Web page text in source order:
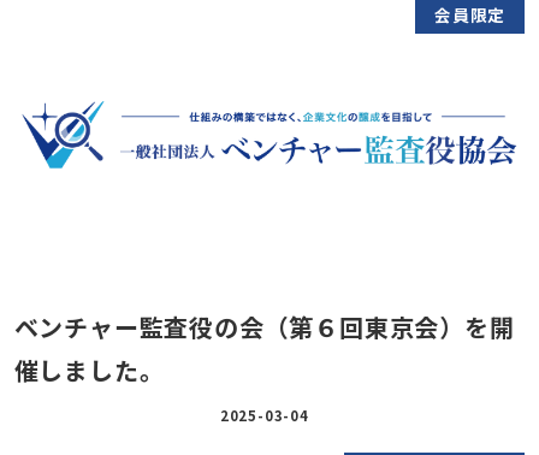
会員限定
ベンチャー監査役の会（第６回東京会）を開
催しました。
2025-03-04